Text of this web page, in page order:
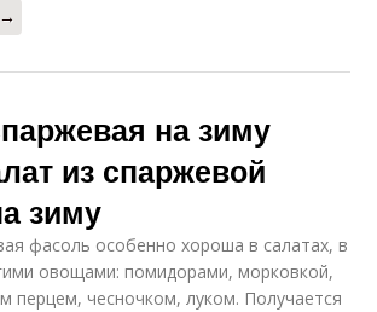
на зиму
из спаржевой
зиму
фасоль особенно хороша в салатах, в
овощами: помидорами, морковкой,
перцем, чесночком, луком. Получается